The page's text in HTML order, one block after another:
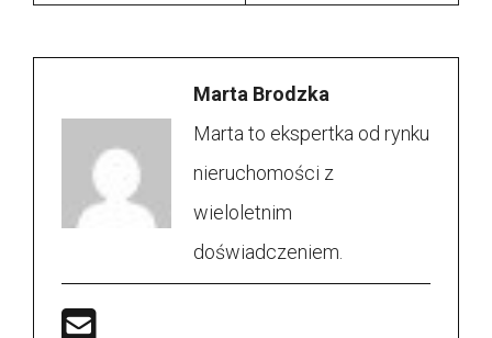
Marta Brodzka
Marta to ekspertka od rynku
nieruchomości z
wieloletnim
doświadczeniem.